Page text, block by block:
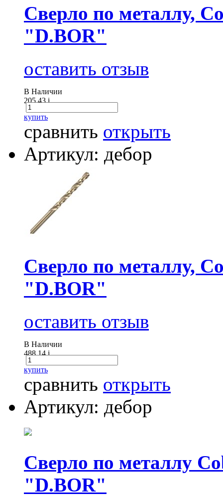
Сверло по металлу,
"D.BOR"
оставить отзыв
В Наличии
205.43i
купить
сравнить открыть
Артикул: дебор
Сверло по металлу,
"D.BOR"
оставить отзыв
В Наличии
488.14i
купить
сравнить открыть
Артикул: дебор
Сверло по металлу
"D.BOR"